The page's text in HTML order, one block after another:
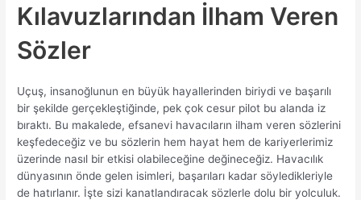
Kılavuzlarından İlham Veren
Sözler
Uçuş, insanoğlunun en büyük hayallerinden biriydi ve başarılı
bir şekilde gerçekleştiğinde, pek çok cesur pilot bu alanda iz
bıraktı. Bu makalede, efsanevi havacıların ilham veren sözlerini
keşfedeceğiz ve bu sözlerin hem hayat hem de kariyerlerimiz
üzerinde nasıl bir etkisi olabileceğine değineceğiz. Havacılık
dünyasının önde gelen isimleri, başarıları kadar söyledikleriyle
de hatırlanır. İşte sizi kanatlandıracak sözlerle dolu bir yolculuk.